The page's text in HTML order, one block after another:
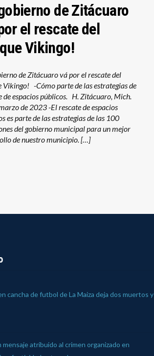
de Zitácuaro
el rescate del
Vikingo!
de Zitácuaro vá por el rescate del
Vikingo! -Cómo parte de las estrategias de
de espacios públicos. H. Zitácuaro, Mich.
de 2023 -El rescate de espacios
es parte de las estrategias de las 100
del gobierno municipal para un mejor
de nuestro municipio. […]
cancha de futbol de La Maiza deja dos muertos y
mensaje atribuido al crimen organizado en